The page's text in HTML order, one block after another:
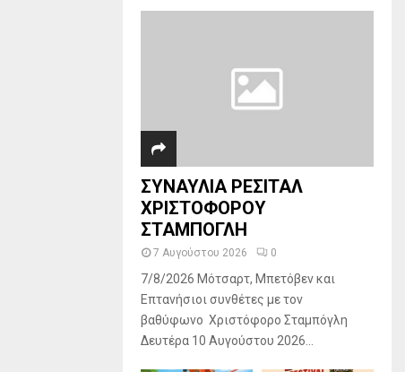
ΣΥΝΑΥΛΙΑ ΡΕΣΙΤΑΛ
ΧΡΙΣΤΟΦΟΡΟΥ
ΣΤΑΜΠΟΓΛΗ
7 Αυγούστου 2026 0
7/8/2026 Μότσαρτ, Μπετόβεν και
Επτανήσιοι συνθέτες με τον
βαθύφωνο Χριστόφορο Σταμπόγλη
Δευτέρα 10 Αυγούστου 2026...